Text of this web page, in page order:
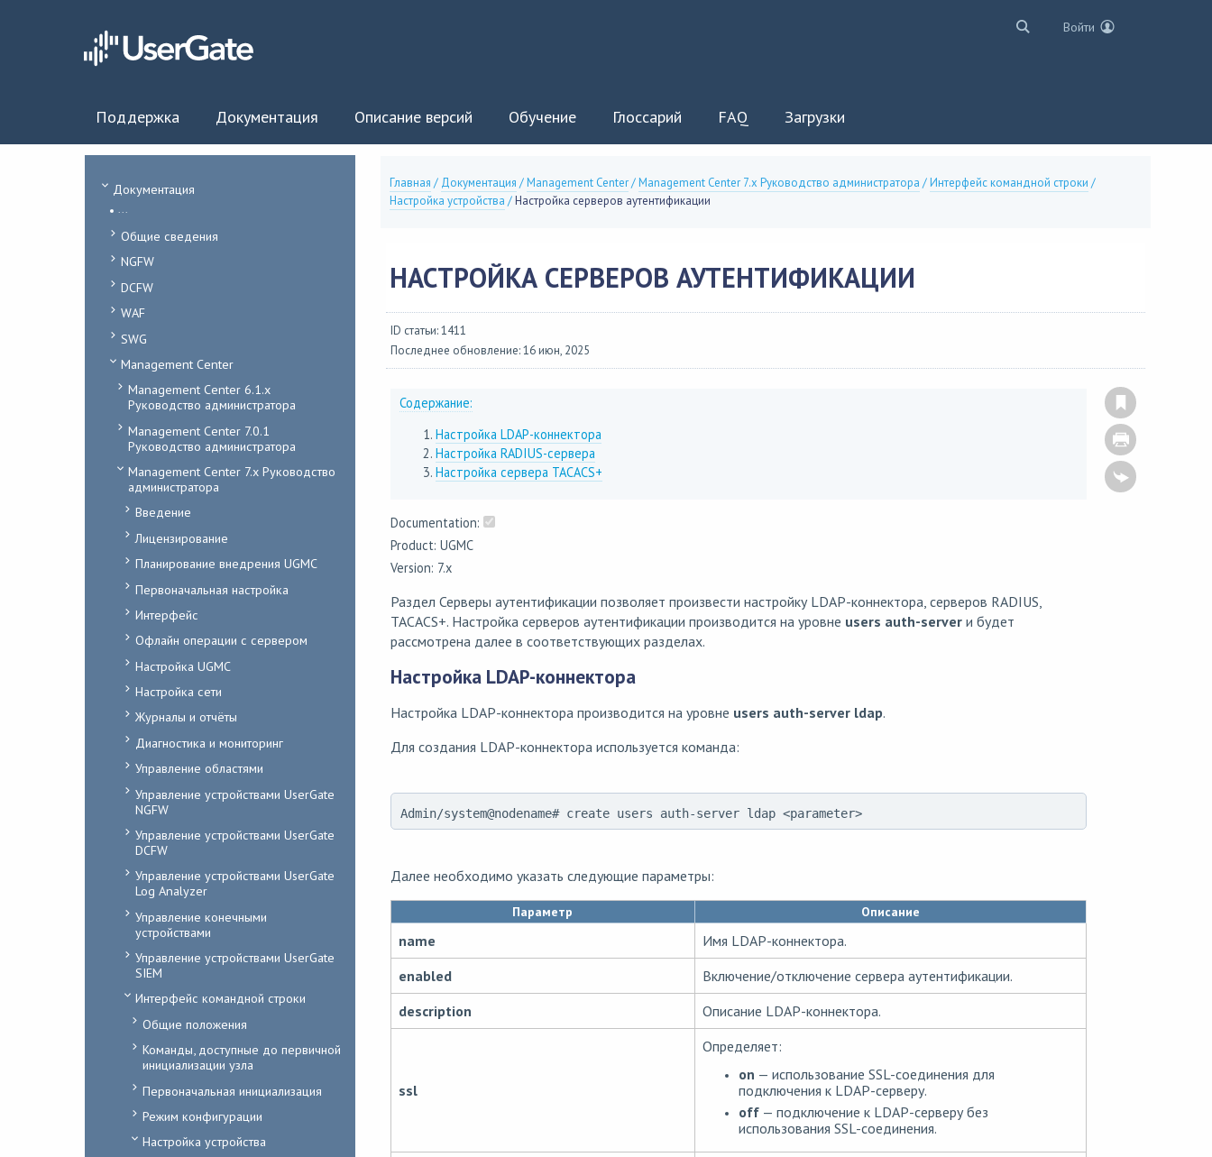
Войти
Поддержка Документация Описание версий Обучение Глоссарий FAQ Загрузки
Документация
...
Общие сведения
NGFW
DCFW
WAF
SWG
Management Center
Management Center 6.1.x
Руководство администратора
Management Center 7.0.1
Руководство администратора
Management Center 7.x Руководство
администратора
Введение
Лицензирование
Планирование внедрения UGMC
Первоначальная настройка
Интерфейс
Офлайн операции с сервером
Настройка UGMC
Настройка сети
Журналы и отчёты
Диагностика и мониторинг
Управление областями
Управление устройствами UserGate
NGFW
Управление устройствами UserGate
DCFW
Управление устройствами UserGate
Log Analyzer
Управление конечными
устройствами
Управление устройствами UserGate
SIEM
Интерфейс командной строки
Общие положения
Команды, доступные до первичной
инициализации узла
Первоначальная инициализация
Режим конфигурации
Настройка устройства
Главная / Документация /Management Center/Management Center 7.x Руководство администратора /Интерфейс командной строки /
Настройка устройства /Настройка серверов аутентификации
НАСТРОЙКА СЕРВЕРОВ АУТЕНТИФИКАЦИИ
ID статьи: 1411
Последнее обновление: 16 июн, 2025
Содержание:
Настройка LDAP-коннектора
Настройка RADIUS-сервера
Настройка сервера TACACS+
Documentation:
Product: UGMC
Version: 7.x
Раздел Серверы аутентификации позволяет произвести настройку LDAP-коннектора, серверов RADIUS,
TACACS+. Настройка серверов аутентификации производится на уровне users auth-serverи будет
рассмотрена далее в соответствующих разделах.
Настройка LDAP-коннектора
Настройка LDAP-коннектора производится на уровне users auth-server ldap.
Для создания LDAP-коннектора используется команда:
Admin/system@nodename# create users auth-server ldap <parameter>
Далее необходимо указать следующие параметры:
Параметр Описание
name
Имя LDAP-коннектора.
enabled
Включение/отключение сервера аутентификации.
description
Описание LDAP-коннектора.
ssl
Определяет:
on — использование SSL-соединения для
подключения к LDAP-серверу.
off— подключение к LDAP-серверу без
использования SSL-соединения.